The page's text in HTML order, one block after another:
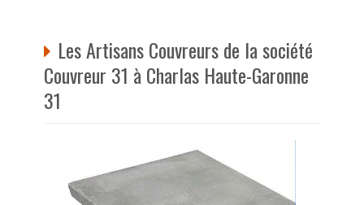
Les Artisans Couvreurs de la société
Couvreur 31 à Charlas Haute-Garonne
31